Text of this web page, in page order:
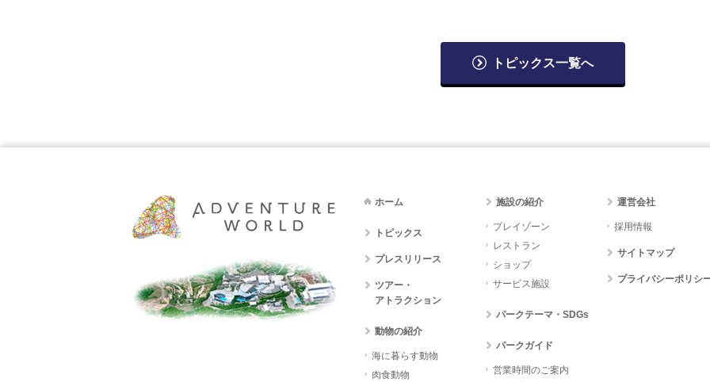
トピックス一覧へ
ホーム
トピックス
プレスリリース
ツアー・
アトラクション
動物の紹介
海に暮らす動物
肉食動物
施設の紹介
プレイゾーン
レストラン
ショップ
サービス施設
パークテーマ・SDGs
パークガイド
営業時間のご案内
運営会社
採用情報
サイトマップ
プライバシーポリシ